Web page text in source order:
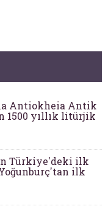
Antiokheia Antik
1500 yıllık litürjik
Türkiye'deki ilk
ilk